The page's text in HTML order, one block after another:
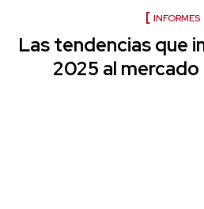
INFORMES
Las tendencias que
2025 al